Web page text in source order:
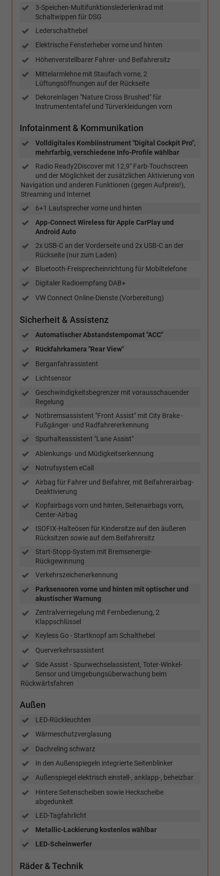
3-Speichen-Multifunktionslederlenkrad mit
Schaltwippen für DSG
Lederschalthebel
Elektrische Fensterheber vorne und hinten
Höhenverstellbarer Fahrer- und Beifahrersitz
Mittelarmlehne mit Staufach vorne, 2
Lüftungsöffnungen auf der Rückseite
Dekoreinlagen "Nature Cross Brushed" für
Instrumententafel und Türverkleidungen vorn
Infotainment & Kommunikation
Volldigitales Kombiinstrument "Digital Cockpit Pro",
mehrfarbig, verschiedene Info-Profile wählbar
Radio Ready2Discover mit 12,9" Farb-Touchscreen
und der Möglichkeit der zusätzlichen Aktivierung von
Navigation und anderen Funktionen (gegen Aufpreis!),
Streaming und Internet
6+1 Lautsprecher vorne und hinten
App-Connect Wireless für Apple CarPlay und
Android Auto
2x USB-C an der Vorderseite und 2x USB-C an der
Rückseite (nur zum Laden)
Bluetooth-Freisprecheinrichtung für Mobiltelefone
Digitaler Radioempfang DAB+
VW Connect Online-Dienste (Vorbereitung)
Sicherheit & Assistenz
Automatischer Abstandstempomat "ACC"
Rückfahrkamera "Rear View"
Berganfahrassistent
Lichtsensor
Geschwindigkeitsbegrenzer mit vorausschauender
Regelung
Notbremsassistent "Front Assist" mit City Brake -
Fußgänger- und Radfahrererkennung
Spurhalteassistent "Lane Assist"
Ablenkungs- und Müdigkeitserkennung
Notrufsystem eCall
Airbag für Fahrer und Beifahrer, mit Beifahrerairbag-
Deaktivierung
Kopfairbags vorn und hinten, Seitenairbags vorn,
Center-Airbag
ISOFIX-Halteösen für Kindersitze auf den äußeren
Rücksitzen sowie auf dem Beifahrersitz
Start-Stopp-System mit Bremsenergie-
Rückgewinnung
Verkehrszeichenerkennung
Parksensoren vorne und hinten mit optischer und
akustischer Warnung
Zentralverriegelung mit Fernbedienung, 2
Klappschlüssel
Keyless Go - Startknopf am Schalthebel
Querverkehrsassistent
Side Assist - Spurwechselassistent, Toter-Winkel-
Sensor und Umgebungsüberwachung beim
Rückwärtsfahren
Außen
LED-Rückleuchten
Wärmeschutzverglasung
Dachreling schwarz
In den Außenspiegeln integrierte Seitenblinker
Außenspiegel elektrisch einstell-, anklapp-, beheizbar
Hintere Seitenscheiben sowie Heckscheibe
abgedunkelt
LED-Tagfahrlicht
Metallic-Lackierung kostenlos wählbar
LED-Scheinwerfer
Räder & Technik